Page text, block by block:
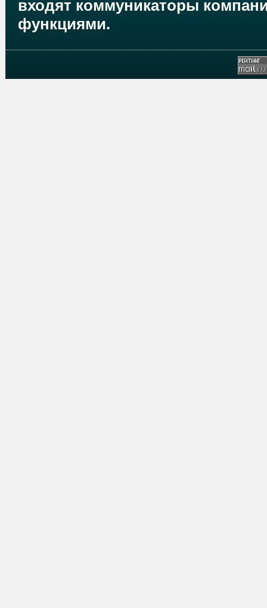
входят коммуникаторы
функциями.